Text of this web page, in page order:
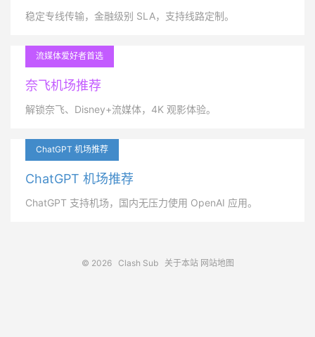
稳定专线传输，金融级别 SLA，支持线路定制。
流媒体爱好者首选
奈飞机场推荐
解锁奈飞、Disney+流媒体，4K 观影体验。
ChatGPT 机场推荐
ChatGPT 机场推荐
ChatGPT 支持机场，国内无压力使用 OpenAI 应用。
© 2026 Clash Sub 关于本站 网站地图